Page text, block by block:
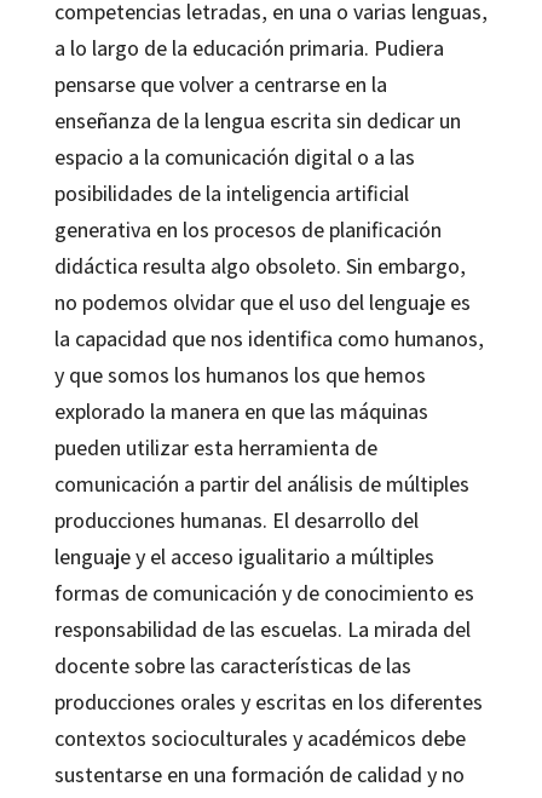
and
English
teacher
education
cantidad
competencias letradas, en una o varias lenguas,
a lo largo de la educación primaria. Pudiera
pensarse que volver a centrarse en la
enseñanza de la lengua escrita sin dedicar un
espacio a la comunicación digital o a las
posibilidades de la inteligencia artificial
generativa en los procesos de planificación
didáctica resulta algo obsoleto. Sin embargo,
no podemos olvidar que el uso del lenguaje es
la capacidad que nos identifica como humanos,
y que somos los humanos los que hemos
explorado la manera en que las máquinas
pueden utilizar esta herramienta de
comunicación a partir del análisis de múltiples
producciones humanas. El desarrollo del
lenguaje y el acceso igualitario a múltiples
formas de comunicación y de conocimiento es
responsabilidad de las escuelas. La mirada del
docente sobre las características de las
producciones orales y escritas en los diferentes
contextos socioculturales y académicos debe
sustentarse en una formación de calidad y no